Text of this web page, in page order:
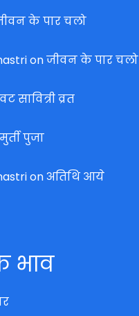
के पार चलो
onजीवन के पार चलो
वट सावित्री व्रत
मुर्ती पुजा
onअतिथि आये
भाव